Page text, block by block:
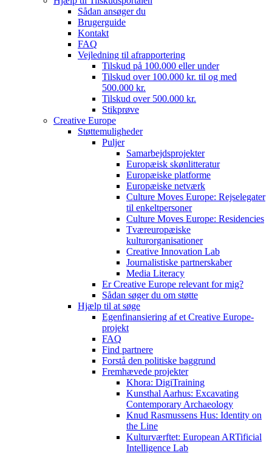
Sådan ansøger du
Brugerguide
Kontakt
FAQ
Vejledning til afrapportering
Tilskud på 100.000 eller under
Tilskud over 100.000 kr. til og med
500.000 kr.
Tilskud over 500.000 kr.
Stikprøve
Creative Europe
Støttemuligheder
Puljer
Samarbejdsprojekter
Europæisk skønlitteratur
Europæiske platforme
Europæiske netværk
Culture Moves Europe: Rejselegater
til enkeltpersoner
Culture Moves Europe: Residencies
Tværeuropæiske
kulturorganisationer
Creative Innovation Lab
Journalistiske partnerskaber
Media Literacy
Er Creative Europe relevant for mig?
Sådan søger du om støtte
Hjælp til at søge
Egenfinansiering af et Creative Europe-
projekt
FAQ
Find partnere
Forstå den politiske baggrund
Fremhævede projekter
Khora: DigiTraining
Kunsthal Aarhus: Excavating
Contemporary Archaeology
Knud Rasmussens Hus: Identity on
the Line
Kulturværftet: European ARTificial
Intelligence Lab